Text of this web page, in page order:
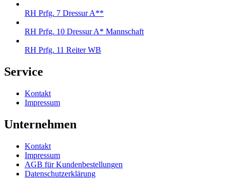
RH Prfg. 7 Dressur A**
RH Prfg. 10 Dressur A* Mannschaft
RH Prfg. 11 Reiter WB
Service
Kontakt
Impressum
Unternehmen
Kontakt
Impressum
AGB für Kundenbestellungen
Datenschutzerklärung